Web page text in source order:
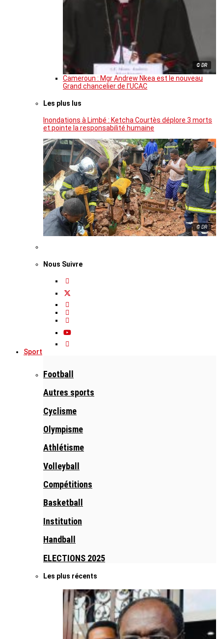
© DR
Cameroun : Mgr Andrew Nkea est le nouveau
Grand chancelier de l’UCAC
Les plus lus
Inondations à Limbé : Ketcha Courtès déplore 3 morts
et pointe la responsabilité humaine
© DR
Nous Suivre
Sport
Football
Autres sports
Cyclisme
Olympisme
Athlétisme
Volleyball
Compétitions
Basketball
Institution
Handball
ELECTIONS 2025
Les plus récents